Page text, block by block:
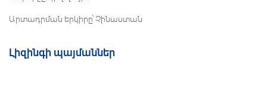
Արտադրման երկիրը՝ Չինաստան
Լիզինգի պայմաններ